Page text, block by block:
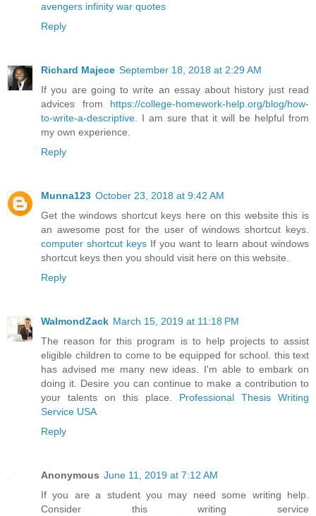
avengers infinity war quotes
Reply
Richard Majece September 18, 2018 at 2:29 AM
If you are going to write an essay about history just read
advices from https://college-homework-help.org/blog/how-
to-write-a-descriptive . I am sure that it will be helpful from
my own experience.
Reply
Munna123 October 23, 2018 at 9:42 AM
Get the windows shortcut keys here on this website this is
an awesome post for the user of windows shortcut keys.
computer shortcut keys If you want to learn about windows
shortcut keys then you should visit here on this website.
Reply
WalmondZack March 15, 2019 at 11:18 PM
The reason for this program is to help projects to assist
eligible children to come to be equipped for school. this text
has advised me many new ideas. I'm able to embark on
doing it. Desire you can continue to make a contribution to
your talents on this place. Professional Thesis Writing
Service USA
Reply
Anonymous June 11, 2019 at 7:12 AM
If you are a student you may need some writing help.
Consider this writing service